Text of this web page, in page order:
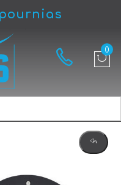
Μπάνιου